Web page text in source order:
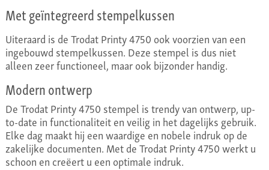
Met geïntegreerd stempelkussen
Uiteraard is de Trodat Printy 4750 ook voorzien van een
ingebouwd stempelkussen. Deze stempel is dus niet
alleen zeer functioneel, maar ook bijzonder handig.
Modern ontwerp
De Trodat Printy 4750 stempel is trendy van ontwerp, up-
to-date in functionaliteit en veilig in het dagelijks gebruik.
Elke dag maakt hij een waardige en nobele indruk op de
zakelijke documenten. Met de Trodat Printy 4750 werkt u
schoon en creëert u een optimale indruk.